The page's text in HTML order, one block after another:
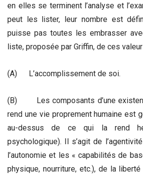
en elles se terminent l’analyse et
peut les lister, leur nombre est
puisse pas toutes les embrasser
liste, proposée par Griffin, de ces
(A) L’accomplissement de soi.
(B) Les composants d’une
rend une vie proprement humaine est
au-dessus de ce qui la rend
psychologique). Il s’agit de
l’autonomie et les « capabilités de
physique, nourriture, etc.), de la